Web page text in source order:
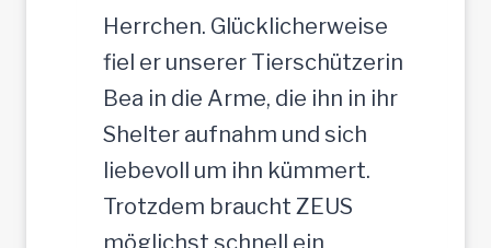
R
ü
d
e
,
3
5
Herrchen. Glücklicherweise
fiel er unserer Tierschützerin
Bea in die Arme, die ihn in ihr
Shelter aufnahm und sich
liebevoll um ihn kümmert.
Trotzdem braucht ZEUS
möglichst schnell ein